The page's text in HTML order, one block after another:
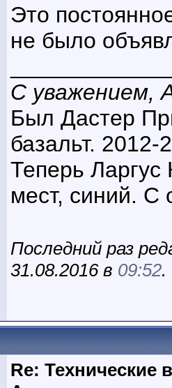
Это
не было
С уважением,
Был Дастер
базальт. 2012-
Теперь Ларгус
мест, синий. С
Последний раз
31.08.2016 в 09:52.
Re: Технические